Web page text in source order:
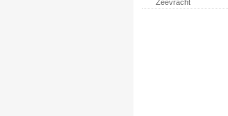
Zeevracht